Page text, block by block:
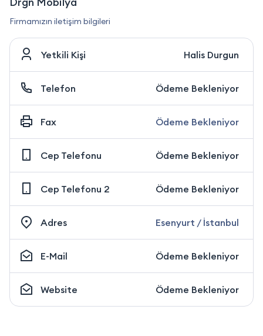
Firmamızın iletişim bilgileri
Yetkili Kişi Halis Durgun
Telefon Ödeme Bekleniyor
Fax Ödeme Bekleniyor
Cep Telefonu Ödeme Bekleniyor
Cep Telefonu 2 Ödeme Bekleniyor
Adres Esenyurt / İstanbul
E-Mail Ödeme Bekleniyor
Website Ödeme Bekleniyor